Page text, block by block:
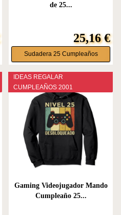
de 25...
25,16 €
Sudadera 25 Cumpleaños
IDEAS REGALAR
CUMPLEAÑOS 2001
Gaming Videojugador Mando
Cumpleaño 25...